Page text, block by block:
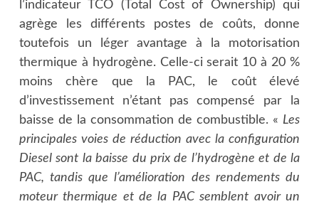
l’indicateur TCO (Total Cost of Ownership) qui
agrège les différents postes de coûts, donne
toutefois un léger avantage à la motorisation
thermique à hydrogène. Celle-ci serait 10 à 20 %
moins chère que la PAC, le coût élevé
d’investissement n’étant pas compensé par la
baisse de la consommation de combustible. « Les
principales voies de réduction avec la configuration
Diesel sont la baisse du prix de l’hydrogène et de la
PAC, tandis que l’amélioration des rendements du
moteur thermique et de la PAC semblent avoir un